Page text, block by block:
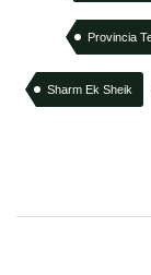
Provincia
Sharm Ek Sheik